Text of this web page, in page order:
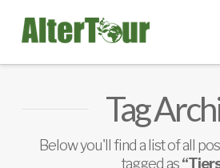
Tag
Below you'll find a list of all
tagged as